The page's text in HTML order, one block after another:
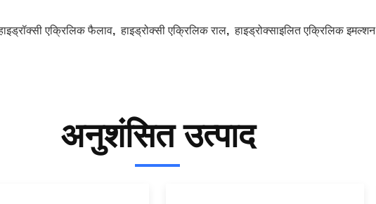
एक्रिलिक फैलाव,हाइड्रोक्सी एक्रिलिक राल,हाइड्रोक्साइलित एक्रिलिक इमल्शन
अनुशंसित उत्पाद